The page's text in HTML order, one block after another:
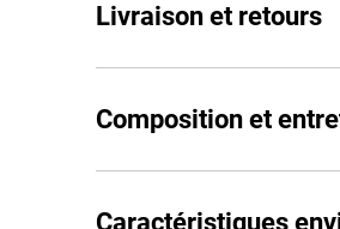
Livraison et retours
Composition et
Caractéristiques